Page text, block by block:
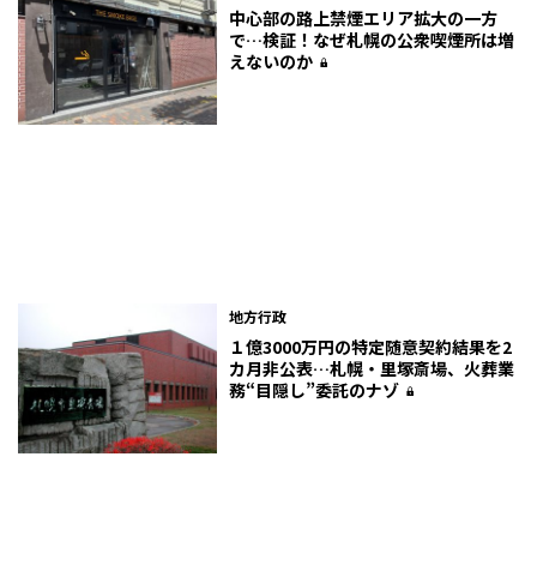
中心部の路上禁煙エリア拡大の一方
で…検証！なぜ札幌の公衆喫煙所は増
えないのか
地方行政
１億3000万円の特定随意契約結果を2
カ月非公表…札幌・里塚斎場、火葬業
務“目隠し”委託のナゾ